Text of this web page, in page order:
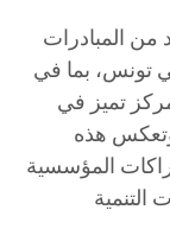
من المبادرات
تونس، بما في
تميز في
وتعكس هذه
المؤسسية